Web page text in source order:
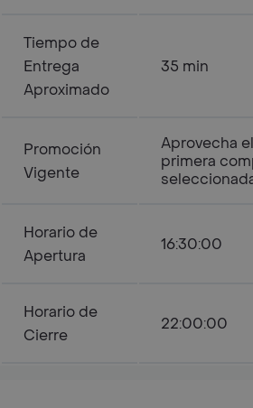
Tiempo de
Entrega
Aproximado
35 min
Promoción
Vigente
Aprovecha
primera
Horario de
Apertura
16:30:00
Horario de
Cierre
22:00:00